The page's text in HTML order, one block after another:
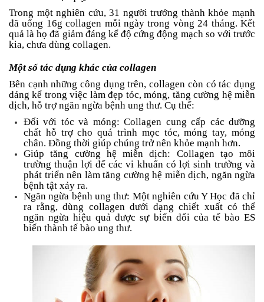
Trong một nghiên cứu, 31 người trưởng thành khỏe mạnh
đã uống 16g collagen mỗi ngày trong vòng 24 tháng. Kết
quả là họ đã giảm đáng kể độ cứng động mạch so với trước
kia, chưa dùng collagen.
Một số tác dụng khác của collagen
Bên cạnh những công dụng trên, collagen còn có tác dụng
dáng kể trong việc làm đẹp tóc, móng, tăng cường hệ miễn
dịch, hỗ trợ ngăn ngừa bệnh ung thư. Cụ thể:
Đối với tóc và móng: Collagen cung cấp các dưỡng
chất hỗ trợ cho quá trình mọc tóc, móng tay, móng
chân. Đồng thời giúp chúng trở nên khỏe mạnh hơn.
Giúp tăng cường hệ miễn dịch: Collagen tạo môi
trường thuận lợi để các vi khuẩn có lợi sinh trưởng và
phát triển nên làm tăng cường hệ miễn dịch, ngăn ngừa
bệnh tật xảy ra.
Ngăn ngừa bệnh ung thư: Một nghiên cứu Y Học đã chỉ
ra rằng, dùng collagen dưới dạng chiết xuất có thể
ngăn ngừa hiệu quả được sự biến đổi của tế bào ES
biến thành tế bào ung thư.